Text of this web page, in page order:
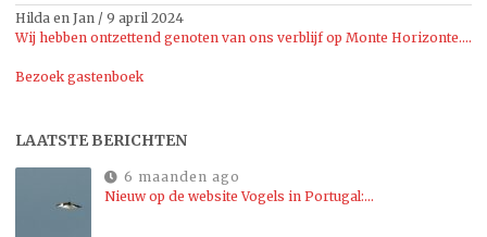
Hilda en Jan / 9 april 2024
Wij hebben ontzettend genoten van ons verblijf op Monte Horizonte....
Bezoek gastenboek
LAATSTE BERICHTEN
6 maanden ago
Nieuw op de website Vogels in Portugal:…